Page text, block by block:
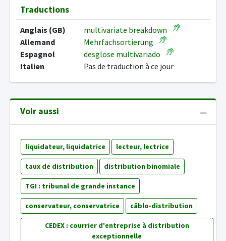
Traductions
Anglais (GB)
multivariate breakdown
Allemand
Mehrfachsortierung
Espagnol
desglose multivariado
Italien
Pas de traduction à ce jour
Voir aussi
liquidateur, liquidatrice lecteur, lectrice
taux de distribution distribution binomiale
TGI : tribunal de grande instance
conservateur, conservatrice câblo-distribution
CEDEX : courrier d'entreprise à distribution
exceptionnelle